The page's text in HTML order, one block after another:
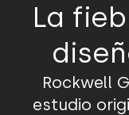
La
Rockwell
estudio